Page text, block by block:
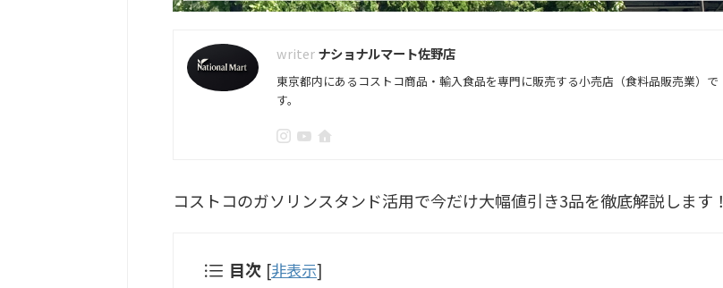
ナショナルマート佐野店
東京都内にあるコストコ商品・輸入食品を専門に販売する小売店（食料品販売業）で
す。
コストコのガソリンスタンド活用で今だけ大幅値引き3品を徹底解説します！
目次 [非表示]